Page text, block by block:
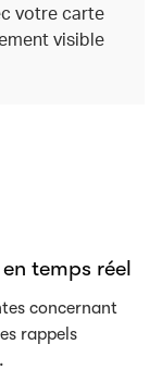
votre carte
visible
temps réel
concernant
rappels